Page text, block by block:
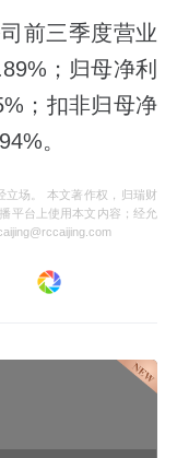
前三季度营业
；归母净利
；扣非归母净
。
立场。 本文著作权，归瑞财
平台上使用本文内容；经允